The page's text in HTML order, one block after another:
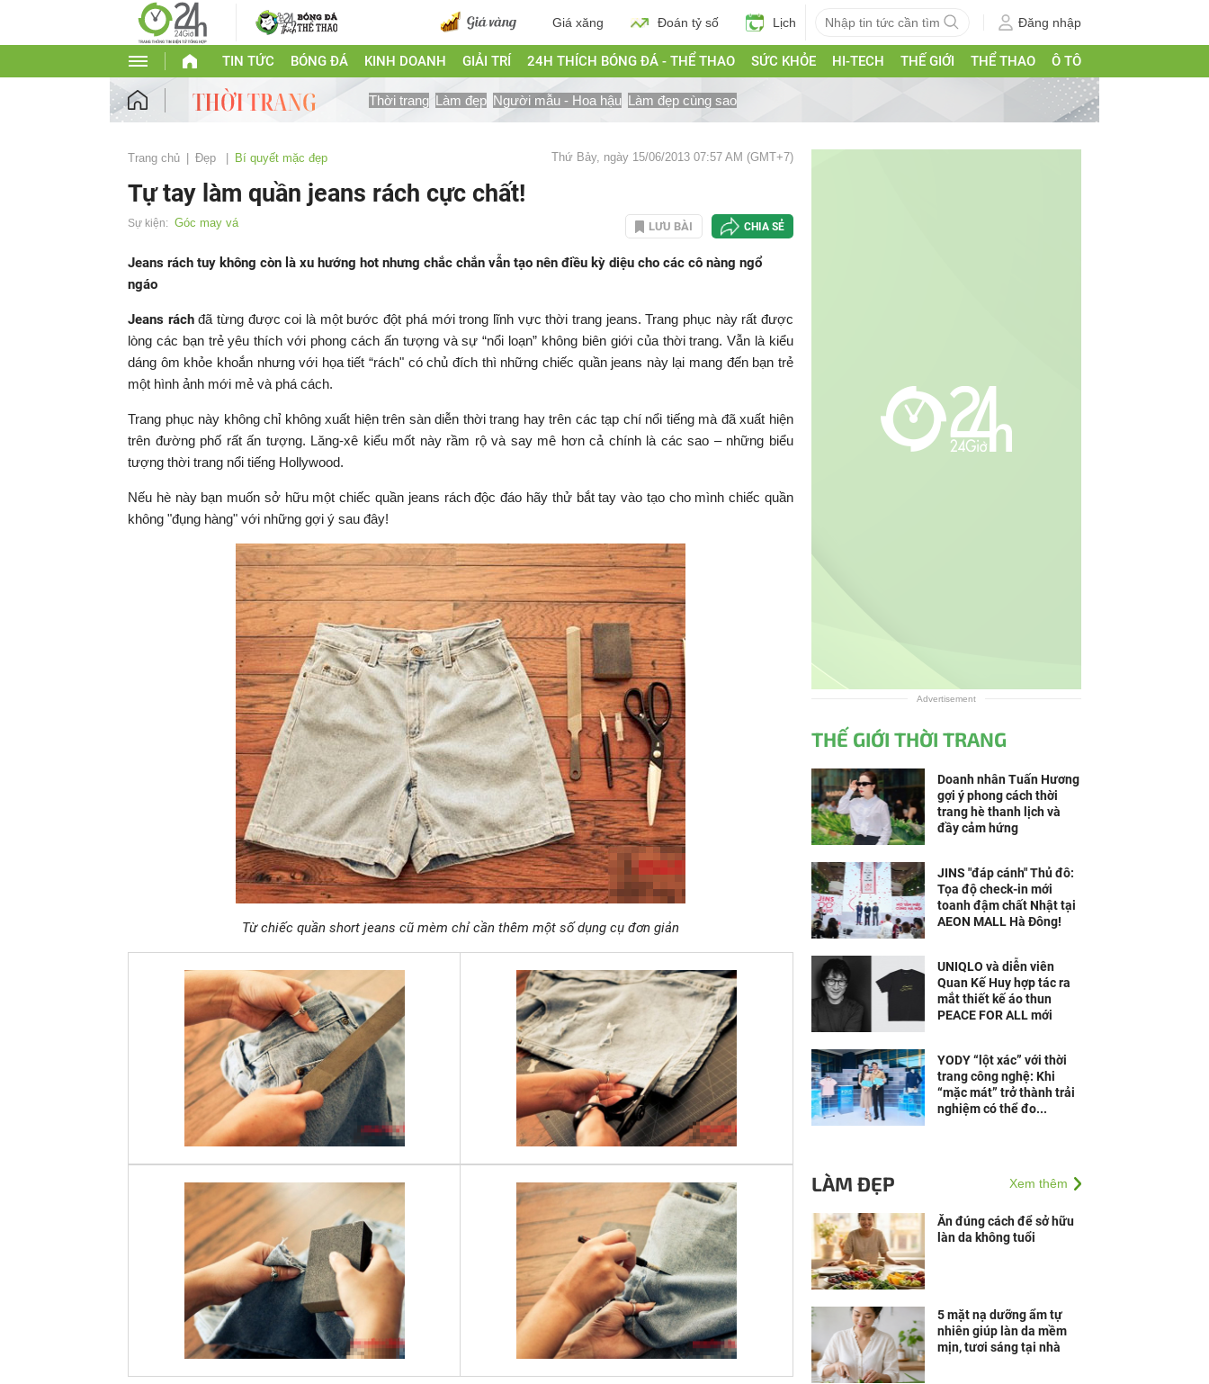
Giá xăng Đoán tỷ số Lịch Đăng nhập
TIN TỨC BÓNG ĐÁ KINH DOANH GIẢI TRÍ 24H THÍCH BÓNG ĐÁ - THỂ THAO SỨC KHỎE HI-TECH THẾ GIỚI THỂ THAO Ô TÔ
Thời trang Làm đẹp Người mẫu - Hoa hậu Làm đẹp cùng sao
Trang chủ Đẹp Bí quyết mặc đẹp Thứ Bảy, ngày 15/06/2013 07:57 AM (GMT+7)
Tự tay làm quần jeans rách cực chất!
Sự kiện: Góc may vá LƯU BÀI CHIA SẺ
Jeans rách tuy không còn là xu hướng hot nhưng chắc chắn vẫn tạo nên điều kỳ diệu cho các cô nàng ngổ
ngáo
Jeans ráchđã từng được coi là một bước đột phá mới trong lĩnh vực thời trang jeans. Trang phục này rất được
lòng các bạn trẻ yêu thích với phong cách ấn tượng và sự “nổi loạn” không biên giới của thời trang. Vẫn là kiểu
dáng ôm khỏe khoắn nhưng với họa tiết “rách" có chủ đích thì những chiếc quần jeans này lại mang đến bạn trẻ
một hình ảnh mới mẻ và phá cách.
Trang phục này không chỉ không xuất hiện trên sàn diễn thời trang hay trên các tạp chí nổi tiếng mà đã xuất hiện
trên đường phố rất ấn tượng. Lăng-xê kiểu mốt này rầm rộ và say mê hơn cả chính là các sao – những biểu
tượng thời trang nổi tiếng Hollywood.
Nếu hè này bạn muốn sở hữu một chiếc quần jeans rách độc đáo hãy thử bắt tay vào tạo cho mình chiếc quần
không "đụng hàng" với những gợi ý sau đây!
Từ chiếc quần short jeans cũ mèm chỉ cần thêm một số dụng cụ đơn giản
Advertisement
THẾ GIỚI THỜI TRANG
Doanh nhân Tuấn Hương
gợi ý phong cách thời
trang hè thanh lịch và
đầy cảm hứng
JINS "đáp cánh" Thủ đô:
Tọa độ check-in mới
toanh đậm chất Nhật tại
AEON MALL Hà Đông!
UNIQLO và diễn viên
Quan Kế Huy hợp tác ra
mắt thiết kế áo thun
PEACE FOR ALL mới
YODY “lột xác” với thời
trang công nghệ: Khi
“mặc mát” trở thành trải
nghiệm có thể đo...
LÀM ĐẸP Xem thêm
Ăn đúng cách để sở hữu
làn da không tuổi
5 mặt nạ dưỡng ẩm tự
nhiên giúp làn da mềm
mịn, tươi sáng tại nhà